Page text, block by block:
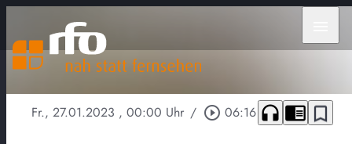
Fr., 27.01.2023 , 00:00 Uhr / play_circle_outline 06:16 headphones chrome_reader_mode bookmark_border